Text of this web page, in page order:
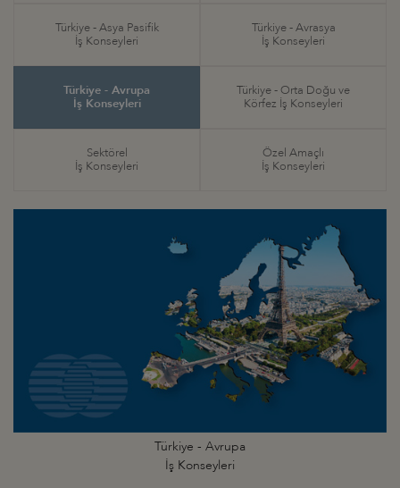
Türkiye - Asya Pasifik
İş Konseyleri
Türkiye - Avrasya
İş Konseyleri
Türkiye - Avrupa
İş Konseyleri
Türkiye - Orta Doğu ve
Körfez İş Konseyleri
Sektörel
İş Konseyleri
Özel Amaçlı
İş Konseyleri
Türkiye - Avrupa
İş Konseyleri